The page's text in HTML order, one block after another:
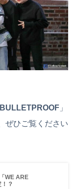
」
ぜひご覧ください
WE ARE
？